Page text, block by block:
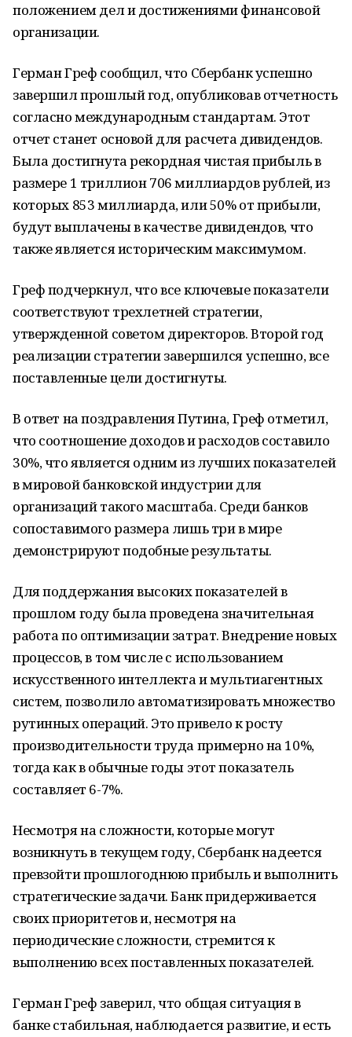
положением дел и достижениями финансовой
организации.
Герман Греф сообщил, что Сбербанк успешно
завершил прошлый год, опубликовав отчетность
согласно международным стандартам. Этот
отчет станет основой для расчета дивидендов.
Была достигнута рекордная чистая прибыль в
размере 1 триллион 706 миллиардов рублей, из
которых 853 миллиарда, или 50% от прибыли,
будут выплачены в качестве дивидендов, что
также является историческим максимумом.
Греф подчеркнул, что все ключевые показатели
соответствуют трехлетней стратегии,
утвержденной советом директоров. Второй год
реализации стратегии завершился успешно, все
поставленные цели достигнуты.
В ответ на поздравления Путина, Греф отметил,
что соотношение доходов и расходов составило
30%, что является одним из лучших показателей
в мировой банковской индустрии для
организаций такого масштаба. Среди банков
сопоставимого размера лишь три в мире
демонстрируют подобные результаты.
Для поддержания высоких показателей в
прошлом году была проведена значительная
работа по оптимизации затрат. Внедрение новых
процессов, в том числе с использованием
искусственного интеллекта и мультиагентных
систем, позволило автоматизировать множество
рутинных операций. Это привело к росту
производительности труда примерно на 10%,
тогда как в обычные годы этот показатель
составляет 6-7%.
Несмотря на сложности, которые могут
возникнуть в текущем году, Сбербанк надеется
превзойти прошлогоднюю прибыль и выполнить
стратегические задачи. Банк придерживается
своих приоритетов и, несмотря на
периодические сложности, стремится к
выполнению всех поставленных показателей.
Герман Греф заверил, что общая ситуация в
банке стабильная, наблюдается развитие, и есть